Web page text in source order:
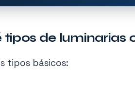
tipos de luminarias
tipos básicos: